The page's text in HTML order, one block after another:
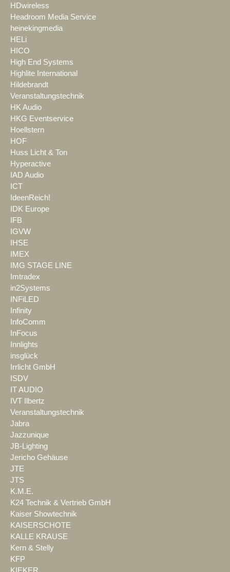
HDwireless
Headroom Media Service
heinekingmedia
HELi
HICO
High End Systems
Highlite International
Hildebrandt
Veranstaltungstechnik
HK Audio
HKG Eventservice
Hoellstern
HOF
Huss Licht & Ton
Hyperactive
IAD Audio
ICT
IdeenReich!
IDK Europe
IFB
IGVW
IHSE
IMEX
IMG STAGE LINE
Imtradex
in2Systems
INFiLED
Infinity
InfoComm
InFocus
Innlights
insglück
Irrlicht GmbH
ISDV
IT AUDIO
IVT Ilbertz
Veranstaltungstechnik
Jabra
Jazzunique
JB-Lighting
Jericho Gehäuse
JTE
JTS
K.M.E.
K24 Technik & Vertrieb GmbH
Kaiser Showtechnik
KAISERSCHOTE
KALLE KRAUSE
Kern & Stelly
KFP